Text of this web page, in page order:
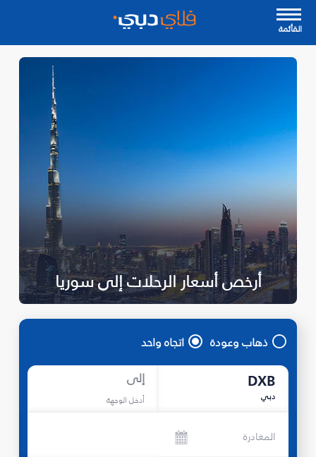
القأئمة
أرخص أسعار الرحلات إلى سوريا
ذهاب وعودة اتجاه واحد
DXB
دبي
إلى
أدخل الوجهة
المغادرة